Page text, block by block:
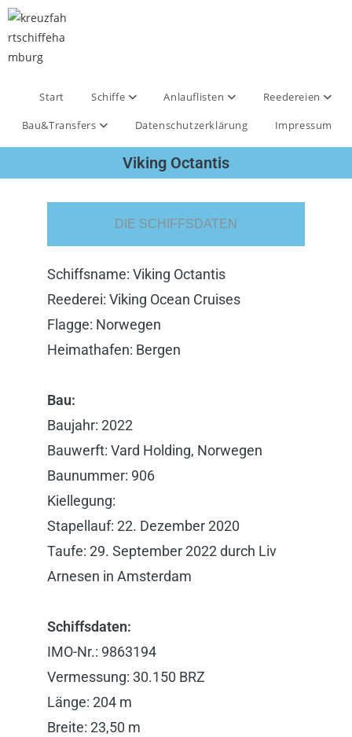
Start Schiffe Anlauflisten
Reedereien
Bau&Transfers
Datenschutzerklärung Impressum
Viking Octantis
DIE SCHIFFSDATEN
Schiffsname: Viking Octantis
Reederei: Viking Ocean Cruises
Flagge: Norwegen
Heimathafen: Bergen
Bau:
Baujahr: 2022
Bauwerft: Vard Holding, Norwegen
Baunummer: 906
Kiellegung:
Stapellauf: 22. Dezember 2020
Taufe: 29. September 2022 durch Liv
Arnesen in Amsterdam
Schiffsdaten:
IMO-Nr.: 9863194
Vermessung: 30.150 BRZ
Länge: 204 m
Breite: 23,50 m